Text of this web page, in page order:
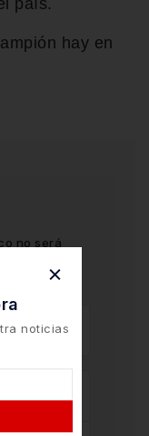
país.
hay en
no será
noticias